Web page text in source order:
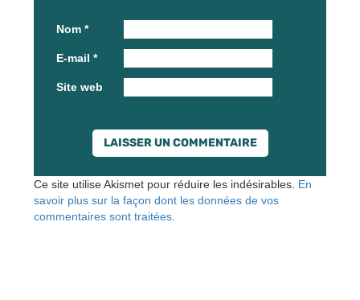
Nom *
E-mail *
Site web
Ce site utilise Akismet pour réduire les indésirables. En
savoir plus sur la façon dont les données de vos
commentaires sont traitées